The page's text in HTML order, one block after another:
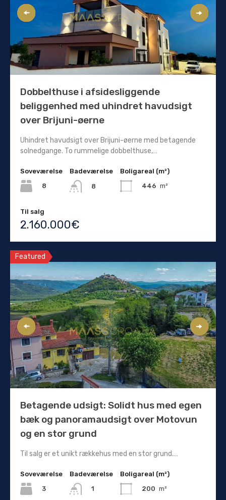
Dobbelthuse i afsidesliggende
beliggenhed med uhindret havudsigt
over Brijuni-øerne
Uhindret havudsigt over Brijuni-øerne med betagende
solnedgange. To rummelige dobbelthuse,…
Soveværelse
8
Badeværelse
8
Boligareal (m²)
446 m²
Til salg
2.160.000€
Featured
Betagende udsigt: Solidt hus med egen
bæk og panoramaudsigt over Motovun
og en stor grund
Til salg er et unikt rækkehus med en stor grund.…
Soveværelse
3
Badeværelse
1
Boligareal (m²)
200 m²